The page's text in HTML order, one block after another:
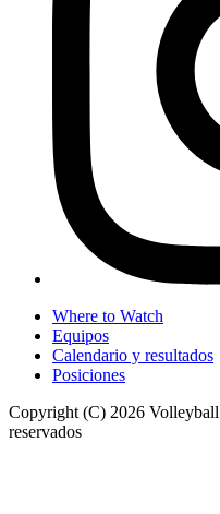
Where to Watch
Equipos
Calendario y resultados
Posiciones
Copyright (C) 2026
reservados